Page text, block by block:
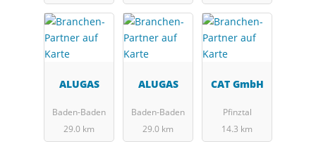
ALUGAS
Baden-Baden
29.0 km
ALUGAS
Baden-Baden
29.0 km
CAT GmbH
Pfinztal
14.3 km